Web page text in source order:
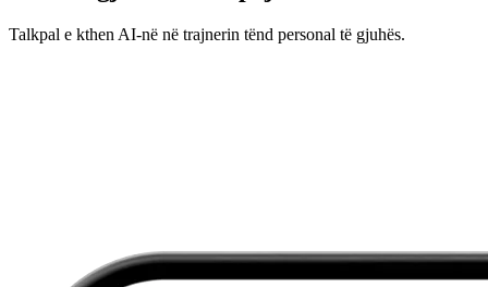
Talkpal e kthen AI-në në trajnerin tënd personal të gjuhës.